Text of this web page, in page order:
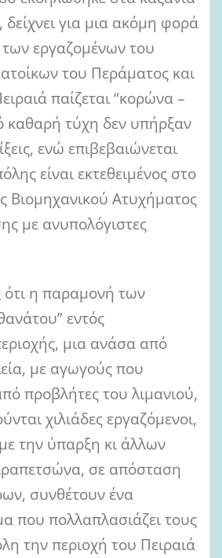
για μια ακόμη φορά
εργαζομένων του
του Περάματος και
παίζεται “κορώνα –
καθαρή τύχη δεν υπήρξαν
ενώ επιβεβαιώνεται
είναι εκτεθειμένος στο
Βιομηχανικού Ατυχήματος
με ανυπολόγιστες
ότι η παραμονή των
εντός
μια ανάσα από
με αγωγούς που
προβλήτες του λιμανιού,
χιλιάδες εργαζόμενοι,
την ύπαρξη κι άλλων
σε απόσταση
συνθέτουν ένα
που πολλαπλασιάζει τους
την περιοχή του Πειραιά